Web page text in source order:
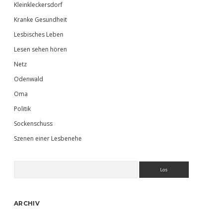
Kleinkleckersdorf
Kranke Gesundheit
Lesbisches Leben
Lesen sehen hören
Netz
Odenwald
Oma
Politik
Sockenschuss
Szenen einer Lesbenehe
ARCHIV